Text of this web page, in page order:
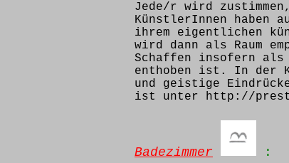
Jede/r wird
KünstlerInnen haben
ihrem eigentlichen
wird dann als Raum
Schaffen insofern als
enthoben ist. In der
und geistige
ist unter http://
Badezimmer :